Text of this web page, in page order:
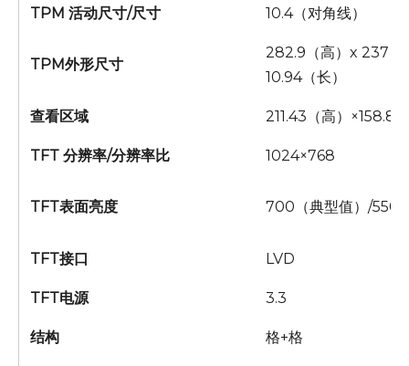
TPM 活动尺寸/尺寸 10.4（对角线）
TPM外形尺寸
282.9（高）x 237（
10.94（长）
查看区域 211.43（高）
TFT 分辨率/分辨率比 1024×768
TFT表面亮度 700（典型值）/550
TFT接口 LVD
TFT电源 3.3
结构 格+格